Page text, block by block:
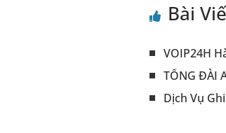
Bài
VOIP24H
TỔNG ĐÀI
Dịch Vụ